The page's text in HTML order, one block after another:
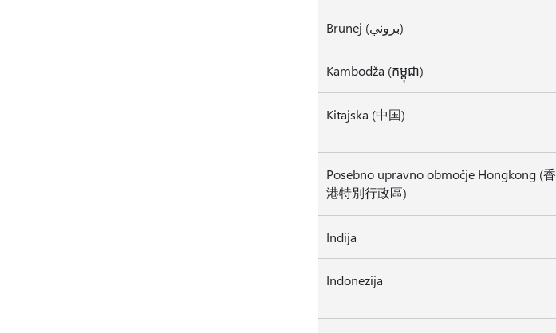
Brunej (بروني)
Kambodža (កម្ពុជា)
Kitajska (中国)
Posebno upravno območje Hongkong (香
港特別行政區)
Indija
Indonezija